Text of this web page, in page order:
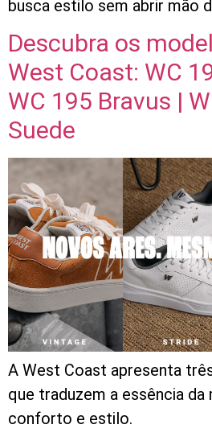
busca estilo sem abrir mão
Descubra os
West Coast: WC
WC 195 Bravus |
Suede
A West Coast apresenta
que traduzem a essência da
conforto e estilo.